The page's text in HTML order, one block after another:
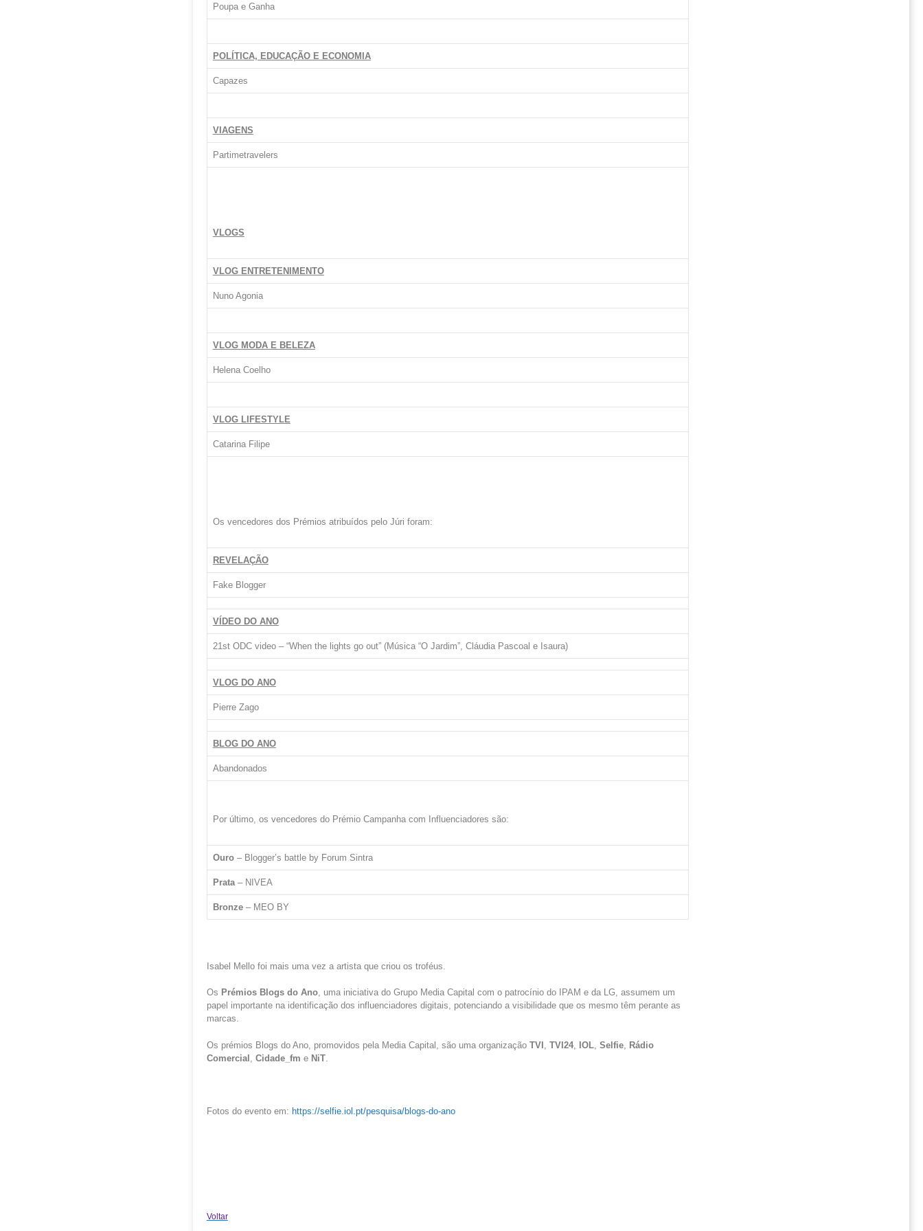
Poupa e Ganha
POLÍTICA, EDUCAÇÃO E ECONOMIA
Capazes
VIAGENS
Partimetravelers
VLOGS
VLOG ENTRETENIMENTO
Nuno Agonia
VLOG MODA E BELEZA
Helena Coelho
VLOG LIFESTYLE
Catarina Filipe
Os vencedores dos Prémios atribuídos pelo Júri foram:
REVELAÇÃO
Fake Blogger
VÍDEO DO ANO
21st ODC video – “When the lights go out” (Música “O Jardim”, Cláudia Pascoal e Isaura)
VLOG DO ANO
Pierre Zago
BLOG DO ANO
Abandonados
Por último, os vencedores do Prémio Campanha com Influenciadores são:
Ouro– Blogger’s battle by Forum Sintra
Prata– NIVEA
Bronze– MEO BY
Isabel Mello foi mais uma vez a artista que criou os troféus.
Os Prémios Blogs do Ano, uma iniciativa do Grupo Media Capital com o patrocínio do IPAM e da LG, assumem um
papel importante na identificação dos influenciadores digitais, potenciando a visibilidade que os mesmo têm perante as
marcas.
Os prémios Blogs do Ano, promovidos pela Media Capital, são uma organização TVI TVI24, IOL, Selfie, Rádio
Comercial Cidade_fm e NiT.
Fotos do evento em: https://selfie.iol.pt/pesquisa/blogs-do-ano
Voltar